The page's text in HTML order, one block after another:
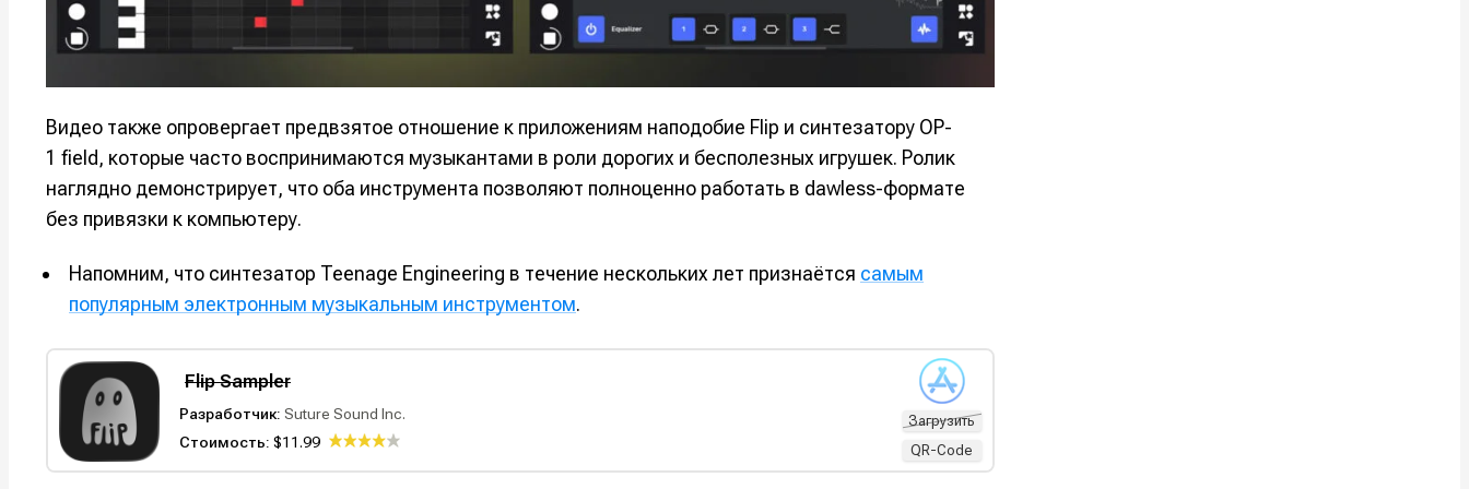
Видео также опровергает предвзятое отношение к приложениям наподобие Flip и синтезатору OP-
1 field, которые часто воспринимаются музыкантами в роли дорогих и бесполезных игрушек. Ролик
наглядно демонстрирует, что оба инструмента позволяют полноценно работать в dawless-формате
без привязки к компьютеру.
Напомним, что синтезатор Teenage Engineering в течение нескольких лет признаётся самым
популярным электронным музыкальным инструментом.
Загрузить
QR-Code
Flip Sampler
Разработчик: Suture Sound Inc.
Стоимость: $11.99